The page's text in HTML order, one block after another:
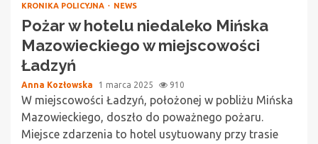
KRONIKA POLICYJNA NEWS
Pożar w hotelu niedaleko Mińska
Mazowieckiego w miejscowości
Ładzyń
Anna Kozłowska 1 marca 2025 910
W miejscowości Ładzyń, położonej w pobliżu Mińska
Mazowieckiego, doszło do poważnego pożaru.
Miejsce zdarzenia to hotel usytuowany przy trasie